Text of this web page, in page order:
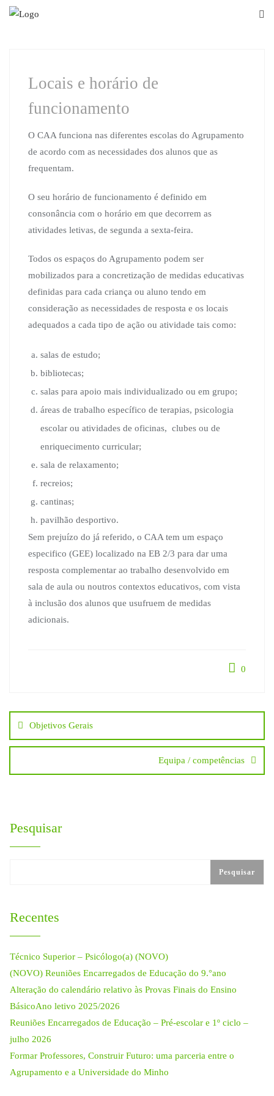
Skip
Locais e horário de
funcionamento
O CAA funciona nas diferentes escolas do Agrupamento
de acordo com as necessidades dos alunos que as
frequentam.
O seu horário de funcionamento é definido em
consonância com o horário em que decorrem as
atividades letivas, de segunda a sexta-feira.
Todos os espaços do Agrupamento podem ser
mobilizados para a concretização de medidas educativas
definidas para cada criança ou aluno tendo em
consideração as necessidades de resposta e os locais
adequados a cada tipo de ação ou atividade tais como:
salas de estudo;
bibliotecas;
salas para apoio mais individualizado ou em grupo;
áreas de trabalho específico de terapias, psicologia
escolar ou atividades de oficinas, clubes ou de
enriquecimento curricular;
sala de relaxamento;
recreios;
cantinas;
pavilhão desportivo.
Sem prejuízo do já referido, o CAA tem um espaço
especifico (GEE) localizado na EB 2/3 para dar uma
resposta complementar ao trabalho desenvolvido em
sala de aula ou noutros contextos educativos, com vista
à inclusão dos alunos que usufruem de medidas
adicionais.
0
Navegação
de
artigos
Objetivos Gerais
Equipa / competências
Pesquisar
Pesquisar
Recentes
Técnico Superior – Psicólogo(a) (NOVO)
(NOVO) Reuniões Encarregados de Educação do 9.°ano
Alteração do calendário relativo às Provas Finais do Ensino
BásicoAno letivo 2025/2026
Reuniões Encarregados de Educação – Pré-escolar e 1º ciclo –
julho 2026
Formar Professores, Construir Futuro: uma parceria entre o
Agrupamento e a Universidade do Minho